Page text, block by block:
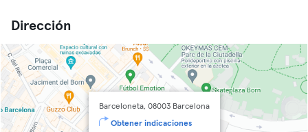
Dirección
Barceloneta, 08003 Barcelona
Obtener indicaciones